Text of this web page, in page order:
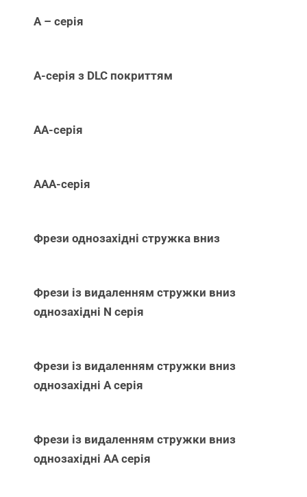
А – серія
А-серія з DLC покриттям
АА-серія
ААА-серія
Фрези однозахідні стружка вниз
Фрези із видаленням стружки вниз
однозахідні N серія
Фрези із видаленням стружки вниз
однозахідні А серія
Фрези із видаленням стружки вниз
однозахідні АА серія